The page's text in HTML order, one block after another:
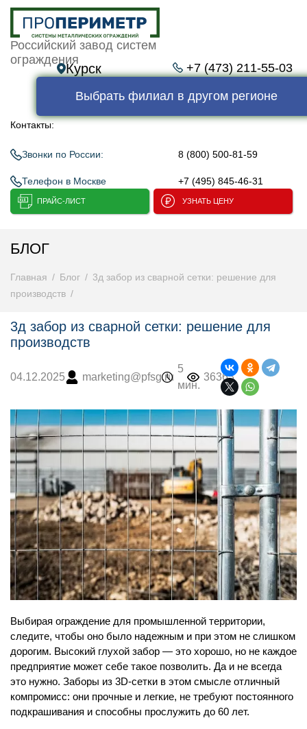
Российский завод систем
ограждения
Курск +7 (473) 211-55-03
Выбрать филиал в другом регионе
Контакты:
Звонки по России: 8 (800) 500-81-59
Телефон в Москве +7 (495) 845-46-31
ПРАЙС-ЛИСТ УЗНАТЬ ЦЕНУ
БЛОГ
Главная Блог
3д забор из сварной сетки: решение для
производств
3д забор из сварной сетки: решение для
производств
04.12.2025 marketing@pfsg.ru
5
мин.
36363
Выбирая ограждение для промышленной территории,
следите, чтобы оно было надежным и при этом не слишком
дорогим. Высокий глухой забор — это хорошо, но не каждое
предприятие может себе такое позволить. Да и не всегда
это нужно. Заборы из 3D-сетки в этом смысле отличный
компромисс: они прочные и легкие, не требуют постоянного
подкрашивания и способны прослужить до 60 лет.